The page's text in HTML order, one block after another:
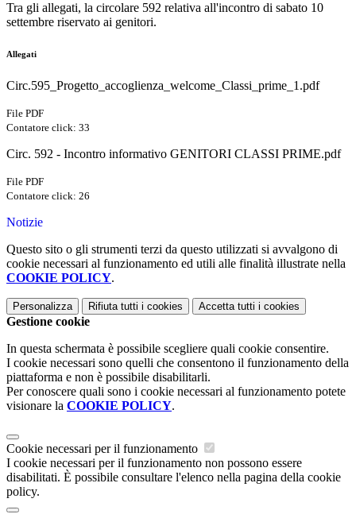
Tra gli allegati, la circolare 592 relativa all'incontro di sabato 10
settembre riservato ai genitori.
Allegati
Circ.595_Progetto_accoglienza_welcome_Classi_prime_1.pdf
File PDF
Contatore click: 33
Circ. 592 - Incontro informativo GENITORI CLASSI PRIME.pdf
File PDF
Contatore click: 26
Notizie
Questo sito o gli strumenti terzi da questo utilizzati si avvalgono di
cookie necessari al funzionamento ed utili alle finalità illustrate nella
COOKIE POLICY.
Personalizza Rifiuta tutti i cookies Accetta tutti i cookies
Gestione cookie
In questa schermata è possibile scegliere quali cookie consentire.
I cookie necessari sono quelli che consentono il funzionamento della
piattaforma e non è possibile disabilitarli.
Per conoscere quali sono i cookie necessari al funzionamento potete
visionare la COOKIE POLICY.
Cookie necessari per il funzionamento
I cookie necessari per il funzionamento non possono essere
disabilitati. È possibile consultare l'elenco nella pagina della cookie
policy.